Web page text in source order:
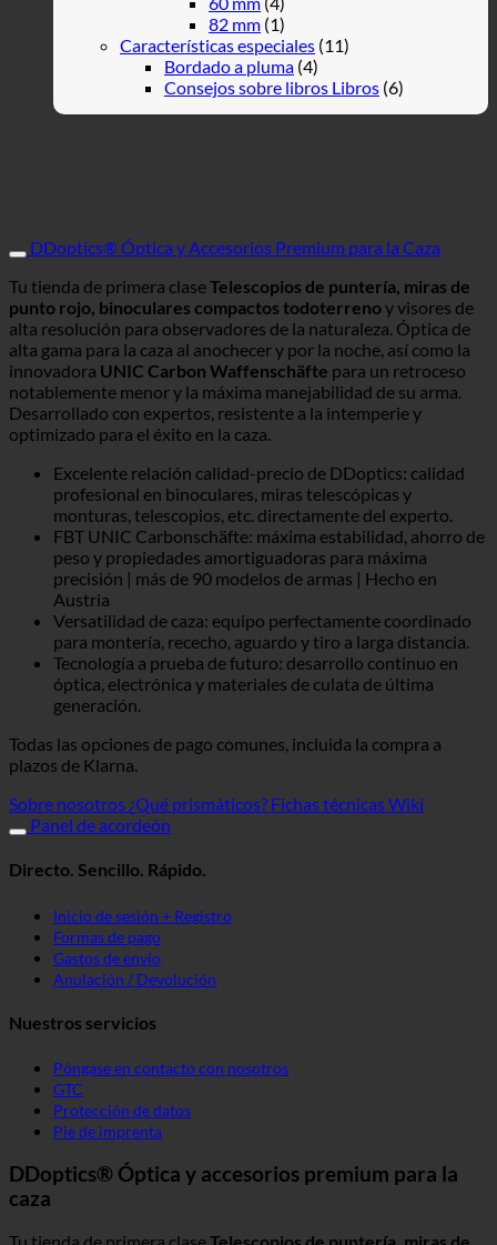
82 mm (1)
Características especiales (11)
Bordado a pluma (4)
Consejos sobre libros Libros (6)
DDoptics® Óptica y Accesorios Premium para la Caza
Tu tienda de primera claseTelescopios de puntería, miras de
punto rojo, binoculares compactos todoterrenoy visores de
alta resolución para observadores de la naturaleza. Óptica de
alta gama para la caza al anochecer y por la noche, así como la
innovadora UNIC Carbon Waffenschäfte para un retroceso
notablemente menor y la máxima manejabilidad de su arma.
Desarrollado con expertos, resistente a la intemperie y
optimizado para el éxito en la caza.
Excelente relación calidad-precio de DDoptics: calidad
profesional en binoculares, miras telescópicas y
monturas, telescopios, etc. directamente del experto.
FBT UNIC Carbonschäfte: máxima estabilidad, ahorro de
peso y propiedades amortiguadoras para máxima
precisión | más de 90 modelos de armas | Hecho en
Austria
Versatilidad de caza: equipo perfectamente coordinado
para montería, rececho, aguardo y tiro a larga distancia.
Tecnología a prueba de futuro: desarrollo continuo en
óptica, electrónica y materiales de culata de última
generación.
Todas las opciones de pago comunes, incluida la compra a
plazos de Klarna.
Sobre nosotros ¿Qué prismáticos? Fichas técnicas Wiki
Panel de acordeón
Directo. Sencillo. Rápido.
Inicio de sesión + Registro
Formas de pago
Gastos de envío
Anulación / Devolución
Nuestros servicios
Póngase en contacto con nosotros
GTC
Protección de datos
Pie de imprenta
DDoptics® Óptica y accesorios premium para la
caza